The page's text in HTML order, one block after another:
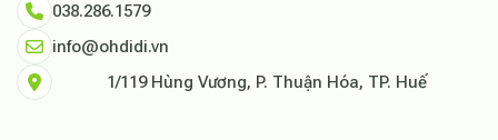
038.286.1579
info@ohdidi.vn
1/119 Hùng Vương, P. Thuận Hóa, TP. Huế